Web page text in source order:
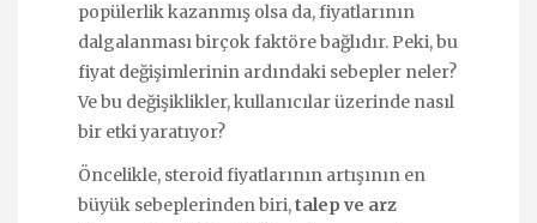
popülerlik kazanmış olsa da, fiyatlarının
dalgalanması birçok faktöre bağlıdır. Peki, bu
fiyat değişimlerinin ardındaki sebepler neler?
Ve bu değişiklikler, kullanıcılar üzerinde nasıl
bir etki yaratıyor?
Öncelikle, steroid fiyatlarının artışının en
büyük sebeplerinden biri,talep ve arz